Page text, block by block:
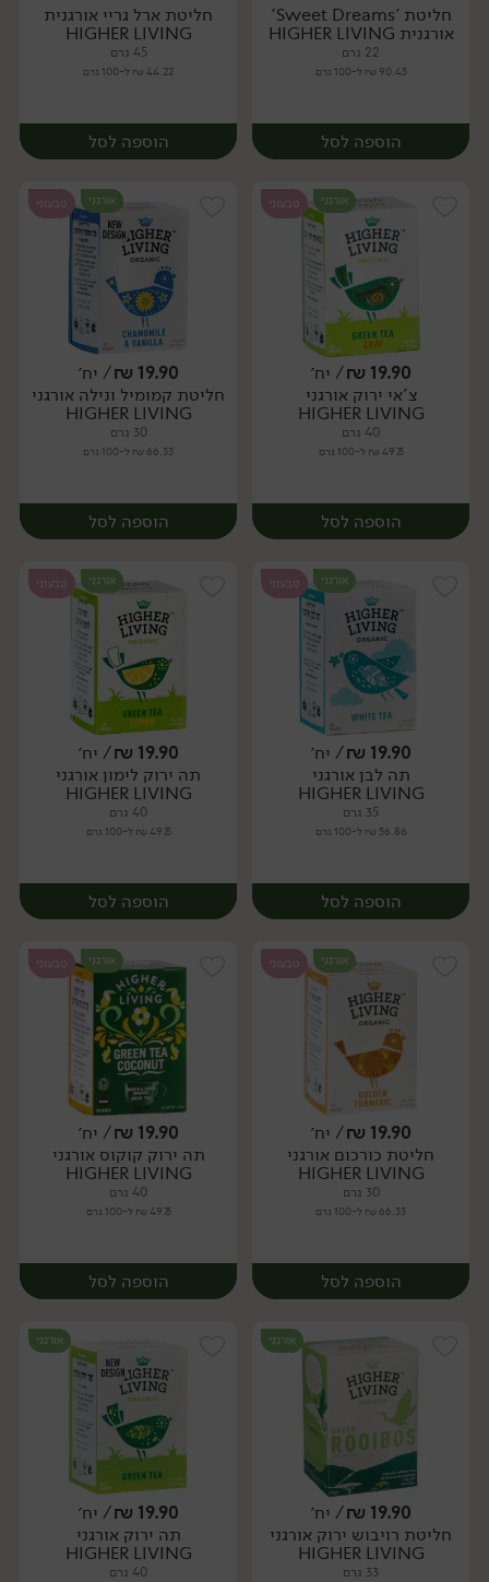
יח׳ יח׳
חליטת 'Sweet Dreams'
אורגנית HIGHER LIVING
22 גרם
90.45 ₪ ל-100 גרם
הוספה לסל
יח׳
חליטת ארל גריי אורגנית
HIGHER LIVING
45 גרם
44.22 ₪ ל-100 גרם
הוספה לסל
יח׳
אורגני טבעוני
19.90
₪/ יח׳
צ'אי ירוק אורגני
HIGHER LIVING
40 גרם
49.75 ₪ ל-100 גרם
הוספה לסל
יח׳
אורגני טבעוני
19.90
₪/ יח׳
חליטת קמומיל ונילה אורגני
HIGHER LIVING
30 גרם
66.33 ₪ ל-100 גרם
הוספה לסל
יח׳
אורגני טבעוני
19.90
₪/ יח׳
תה לבן אורגני
HIGHER LIVING
35 גרם
56.86 ₪ ל-100 גרם
הוספה לסל
יח׳
אורגני טבעוני
19.90
₪/ יח׳
תה ירוק לימון אורגני
HIGHER LIVING
40 גרם
49.75 ₪ ל-100 גרם
הוספה לסל
יח׳
אורגני טבעוני
19.90
₪/ יח׳
חליטת כורכום אורגני
HIGHER LIVING
30 גרם
66.33 ₪ ל-100 גרם
הוספה לסל
יח׳
אורגני טבעוני
19.90
₪/ יח׳
תה ירוק קוקוס אורגני
HIGHER LIVING
40 גרם
49.75 ₪ ל-100 גרם
הוספה לסל
יח׳
אורגני
19.90
₪/ יח׳
חליטת רויבוש ירוק אורגני
HIGHER LIVING
33 גרם
אורגני
19.90
₪/ יח׳
תה ירוק אורגני
HIGHER LIVING
40 גרם